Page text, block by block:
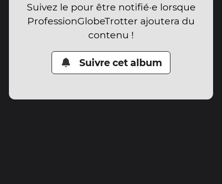
Suivez le pour être notifié·e lorsque
ProfessionGlobeTrotter ajoutera du
contenu !
Suivre cet album